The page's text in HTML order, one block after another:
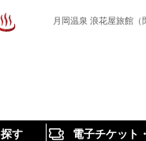
月岡温泉 浪花屋旅館
す 電子チケット